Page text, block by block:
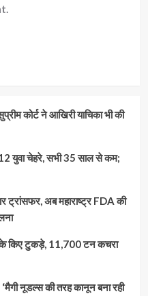
कोर्ट ने आखिरी याचिका भी की
युवा चेहरे, सभी 35 साल से कम;
ट्रांसफर, अब महाराष्ट्र FDA की
के किए टुकड़े, 11,700 टन कचरा
नूडल्स की तरह कानून बना रही